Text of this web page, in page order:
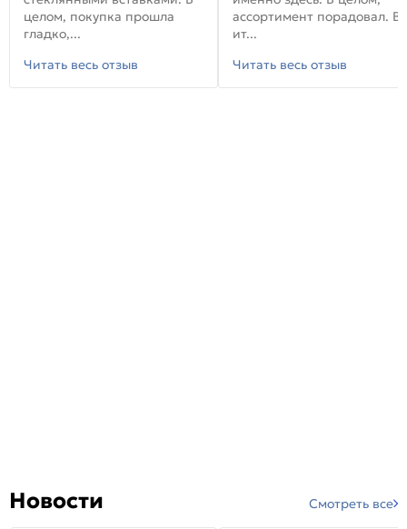
целом, покупка прошла
гладко,...
Читать весь отзыв
ассортимент порадовал. В
ит...
Читать весь отзыв
Новости Смотреть все